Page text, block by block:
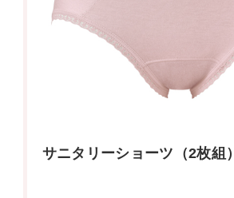
サニタリーショーツ（2枚組）